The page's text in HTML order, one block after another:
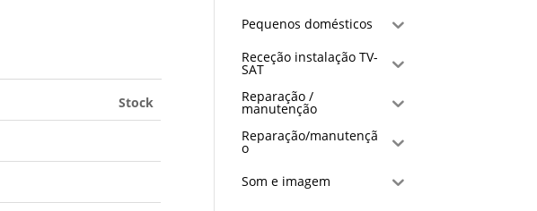
Stock
Pequenos domésticos
Receção instalação TV-
SAT
Reparação /
manutenção
Reparação/manutençã
o
Som e imagem